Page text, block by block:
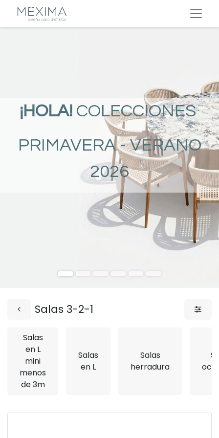
¡HOLA! COLECCIONES
PRIMAVERA - VERANO
2026
Salas 3-2-1
Salas
en L
mini
menos
de 3m
Salas
en L
Salas
herradura